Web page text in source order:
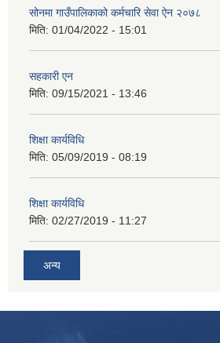
सोनमा गाउँपालिकाको कर्मचारि सेवा ऐन २०७८
मिति: 01/04/2022 - 15:01
सहकारी एन
मिति: 09/15/2021 - 13:46
शिक्षा कार्यविधि
मिति: 05/09/2019 - 08:19
शिक्षा कार्यविधि
मिति: 02/27/2019 - 11:27
अन्य